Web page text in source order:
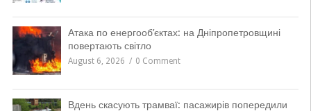
Атака по енергооб’єктах: на Дніпропетровщині
повертають світло
August 6, 2026 0 Comment
Вдень скасують трамваї: пасажирів попередили